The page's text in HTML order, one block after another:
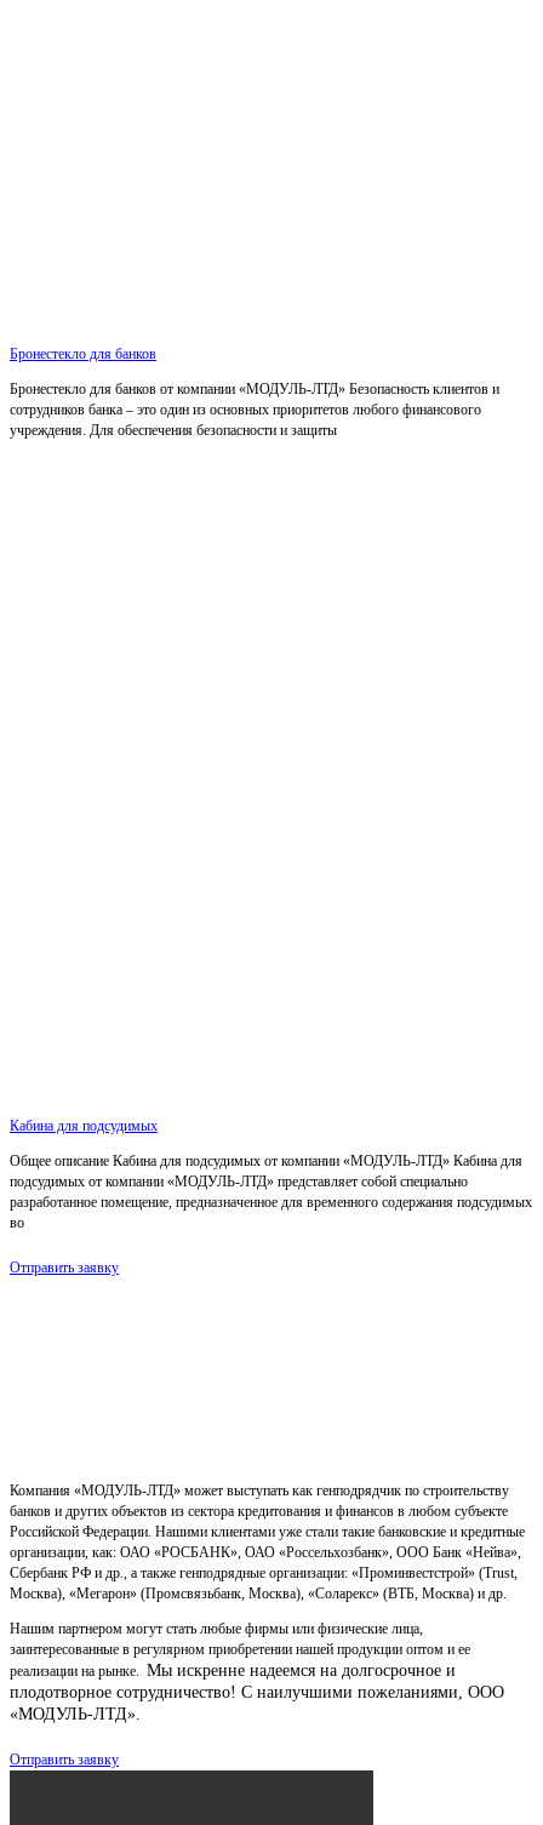
Бронестекло для банков
Бронестекло для банков от компании «МОДУЛЬ-ЛТД» Безопасность клиентов и
сотрудников банка – это один из основных приоритетов любого финансового
учреждения. Для обеспечения безопасности и защиты
Кабина для подсудимых
Общее описание Кабина для подсудимых от компании «МОДУЛЬ-ЛТД» Кабина для
подсудимых от компании «МОДУЛЬ-ЛТД» представляет собой специально
разработанное помещение, предназначенное для временного содержания подсудимых
во
Отправить заявку
Компания «МОДУЛЬ-ЛТД» может выступать как генподрядчик по строительству
банков и других объектов из сектора кредитования и финансов в любом субъекте
Российской Федерации. Нашими клиентами уже стали такие банковские и кредитные
организации, как: ОАО «РОСБАНК», ОАО «Россельхозбанк», ООО Банк «Нейва»,
Сбербанк РФ и др., а также генподрядные организации: «Проминвестстрой» (Trust,
Москва), «Мегарон» (Промсвязьбанк, Москва), «Соларекс» (ВТБ, Москва) и др.
Нашим партнером могут стать любые фирмы или физические лица,
заинтересованные в регулярном приобретении нашей продукции оптом и ее
реализации на рынке. Мы искренне надеемся на долгосрочное и
плодотворное сотрудничество! С наилучшими пожеланиями, ООО
«МОДУЛЬ-ЛТД».
Отправить заявку